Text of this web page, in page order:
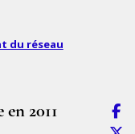
du réseau
2011